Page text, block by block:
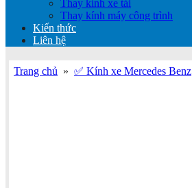
Thay kính xe tải
Thay kính máy công trình
Kiến thức
Liên hệ
Trang chủ » ✅ Kính xe Mercedes Benz